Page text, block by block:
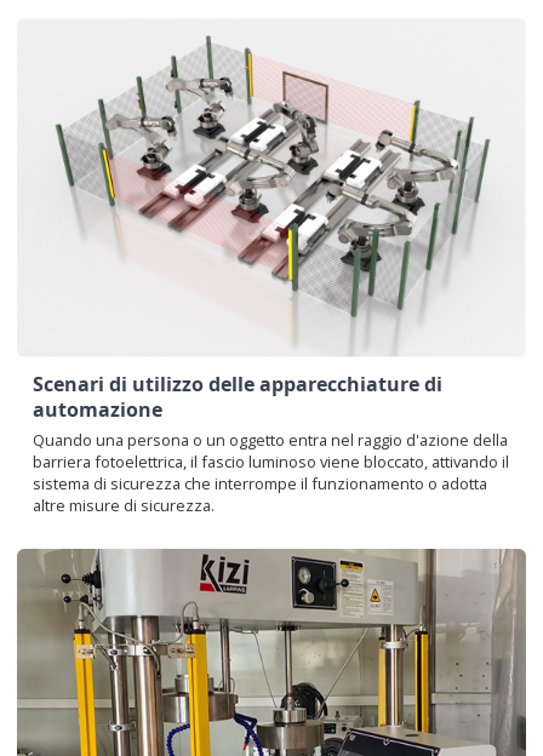
Scenari di utilizzo delle apparecchiature di
automazione
Quando una persona o un oggetto entra nel raggio d'azione della
barriera fotoelettrica, il fascio luminoso viene bloccato, attivando il
sistema di sicurezza che interrompe il funzionamento o adotta
altre misure di sicurezza.